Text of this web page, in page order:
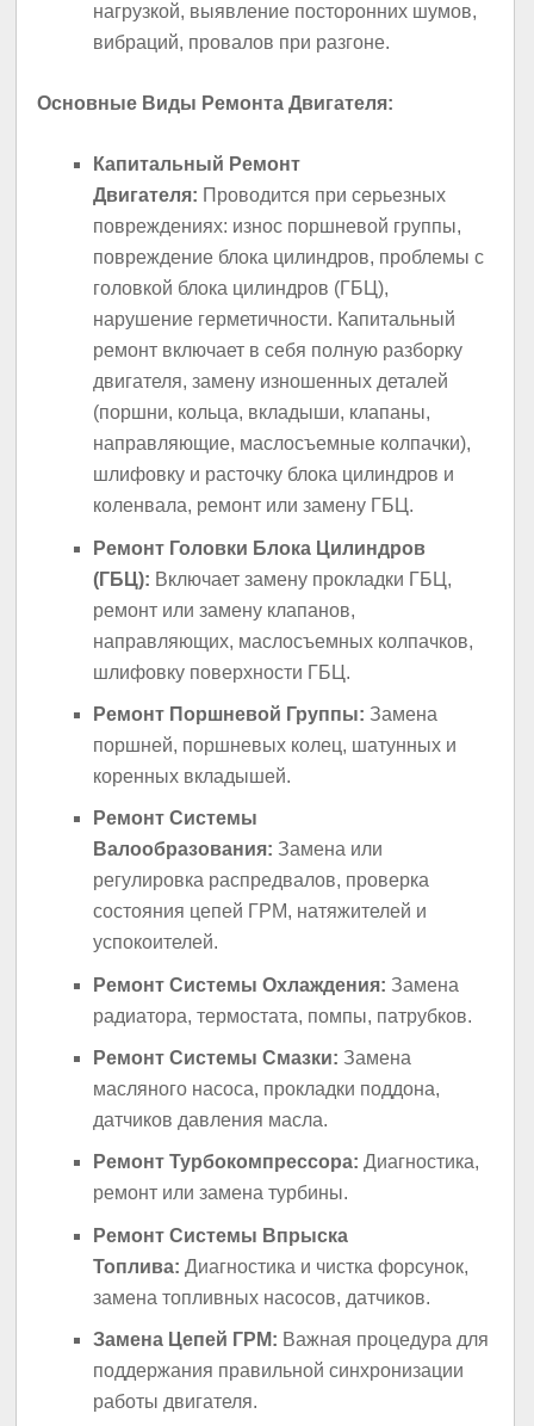
нагрузкой, выявление посторонних шумов,
вибраций, провалов при разгоне.
Основные Виды Ремонта Двигателя:
Капитальный Ремонт
Двигателя: Проводится при серьезных
повреждениях: износ поршневой группы,
повреждение блока цилиндров, проблемы с
головкой блока цилиндров (ГБЦ),
нарушение герметичности. Капитальный
ремонт включает в себя полную разборку
двигателя, замену изношенных деталей
(поршни, кольца, вкладыши, клапаны,
направляющие, маслосъемные колпачки),
шлифовку и расточку блока цилиндров и
коленвала, ремонт или замену ГБЦ.
Ремонт Головки Блока Цилиндров
(ГБЦ): Включает замену прокладки ГБЦ,
ремонт или замену клапанов,
направляющих, маслосъемных колпачков,
шлифовку поверхности ГБЦ.
Ремонт Поршневой Группы: Замена
поршней, поршневых колец, шатунных и
коренных вкладышей.
Ремонт Системы
Валообразования: Замена или
регулировка распредвалов, проверка
состояния цепей ГРМ, натяжителей и
успокоителей.
Ремонт Системы Охлаждения: Замена
радиатора, термостата, помпы, патрубков.
Ремонт Системы Смазки: Замена
масляного насоса, прокладки поддона,
датчиков давления масла.
Ремонт Турбокомпрессора: Диагностика,
ремонт или замена турбины.
Ремонт Системы Впрыска
Топлива: Диагностика и чистка форсунок,
замена топливных насосов, датчиков.
Замена Цепей ГРМ: Важная процедура для
поддержания правильной синхронизации
работы двигателя.